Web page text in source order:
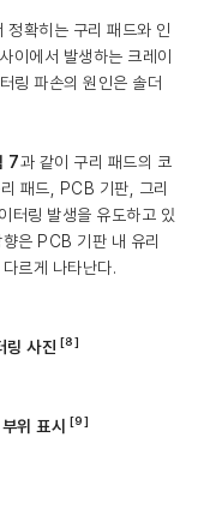
정확히는 구리 패드와 인
이에서 발생하는 크레이
링 파손의 원인은 솔더
7과 같이 구리 패드의 코
패드, PCB 기판, 그리
터링 발생을 유도하고 있
은 PCB 기판 내 유리
르게 나타난다.
링 사진 [8]
위 표시 [9]